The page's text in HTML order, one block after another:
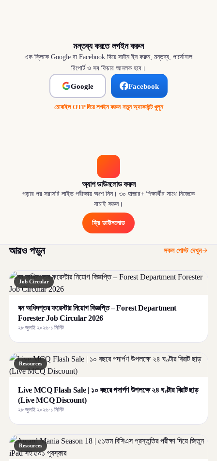
মন্তব্য করতে লগইন করুন
এক ক্লিকে Google বা Facebook দিয়ে সাইন ইন করুন; মন্তব্য, পার্সোনাল
রিপোর্ট ও সব ফিচার আনলক হবে।
Google Facebook
মোবাইল OTP দিয়ে লগইন করুন·নতুন অ্যাকাউন্ট খুলুন
অ্যাপ ডাউনলোড করুন
পড়ার পর সরাসরি লাইভ পরীক্ষায় অংশ নিন। ৩০ হাজার+ শিক্ষার্থীর সাথে নিজেকে
যাচাই করুন।
ফ্রি ডাউনলোড
আরও পড়ুন সকল পোস্ট দেখুন
Job Circular
বন অধিদপ্তর ফরেস্টার নিয়োগ বিজ্ঞপ্তি – Forest Department
Forester Job Circular 2026
২৮ জুলাই ২০২৬·১ মিনিট
Resources
Live MCQ Flash Sale | ১০ বছরে পদার্পণ উপলক্ষে ২৪ ঘণ্টার বিরাট ছাড়
(Live MCQ Discount)
২৮ জুলাই ২০২৬·১ মিনিট
Resources